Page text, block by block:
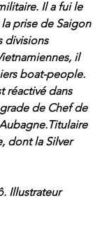
Il a fui le
prise de Saigon
divisions
il
boat-people.
réactivé dans
de Chef de
dont la Silver
Illustrateur